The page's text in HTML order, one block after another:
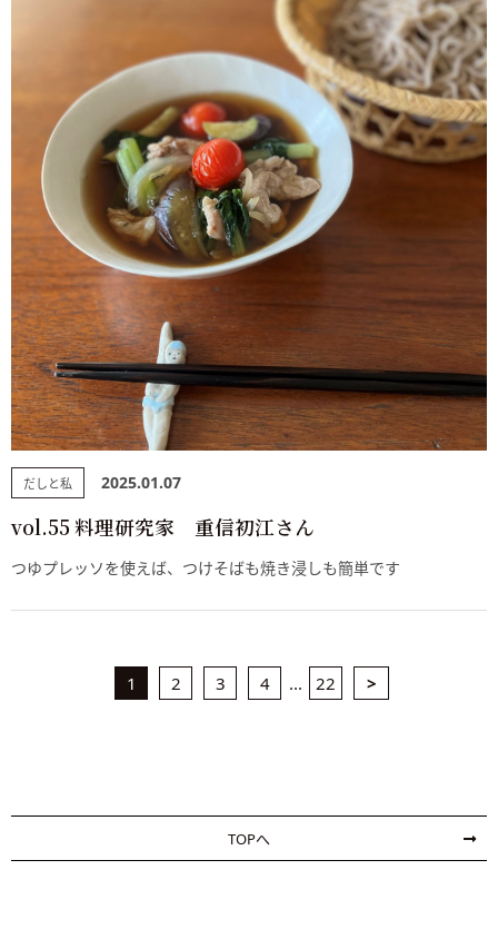
だしと私 2025.01.07
vol.55 料理研究家 重信初江さん
つゆプレッソを使えば、つけそばも焼き浸しも簡単です
1 2 3 4 ... 22 >
TOPへ